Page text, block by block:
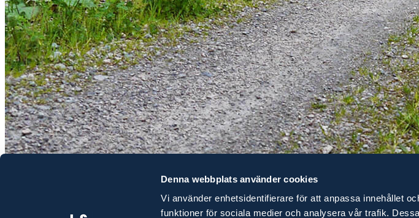
Denna webbplats använder cookies
Vi använder enhetsidentifierare för att anpassa innehållet
funktioner för sociala medier och analysera vår trafik.
Hur väl känner du din fastighet? Vet du var gränserna går? Har du juridisk rätt att köra på
Det är viktigt att känna sin fastighet och veta vilka rättigheter och skyldigheter man har som
när du säljer blir ofta en kostsam affär. Vill du veta hur du kan känna dig lugnare och säkrare som